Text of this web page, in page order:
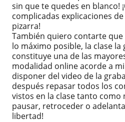
sin que te quedes en blanco!
complicadas explicaciones
pizarra!
También quiero contarte
lo máximo posible, la clase la
constituye una de las
modalidad online acorde a
disponer del video de la
después repasar todos los
vistos en la clase tanto como
pausar, retroceder o
libertad!